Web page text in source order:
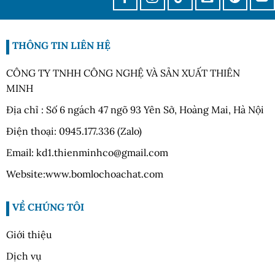
THÔNG TIN LIÊN HỆ
CÔNG TY TNHH CÔNG NGHỆ VÀ SẢN XUẤT THIÊN
MINH
Địa chỉ : Số 6 ngách 47 ngõ 93 Yên Sở, Hoàng Mai, Hà Nội
Điện thoại: 0945.177.336 (Zalo)
Email: kd1.thienminhco@gmail.com
Website:www.bomlochoachat.com
VỀ CHÚNG TÔI
Giới thiệu
Dịch vụ